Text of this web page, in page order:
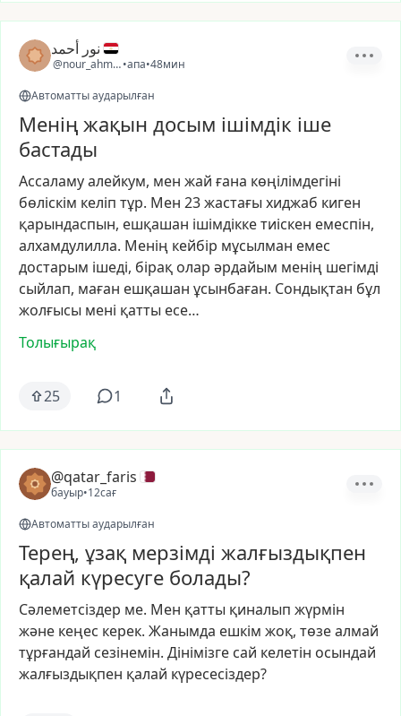
نور أحمد
@nour_ahmed38
•апа•48мин
Автоматты аударылған
Менің жақын досым ішімдік іше
бастады
Ассаламуалейкум, мен жай ғана көңілімдегіні
бөліскім келіп тұр. Мен 23жастағы хиджаб киген
қарындаспын, ешқашан ішімдіккетиіскен емеспін,
алхамдулилла. Менің кейбір мұсылман емес
достарым ішеді, бірақ олар әрдайым менің шегімді
сыйлап, маған ешқашан ұсынбаған. Сондықтан бұл
жолғысы мені қатты есе…
Толығырақ
25 1
@qatar_faris
бауыр•12сағ
Автоматты аударылған
Терең, ұзақ мерзімді жалғыздықпен
қалай күресуге болады?
Сәлеметсіздер ме. Мен қатты қиналып жүрмін
және кеңес керек. Жанымда ешкім жоқ, төзеалмай
тұрғандай сезінемін. Дінімізге сай келетін осындай
жалғыздықпен қалай күресесіздер?